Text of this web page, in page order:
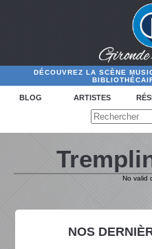
DÉCOUVREZ LA SCÈNE
BLOG ARTISTES
NOS
No valid